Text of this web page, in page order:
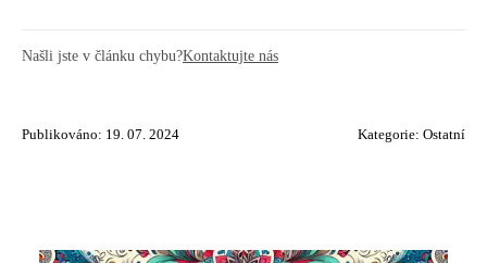
Našli jste v článku chybu?Kontaktujte nás
Publikováno: 19. 07. 2024 Kategorie: Ostatní